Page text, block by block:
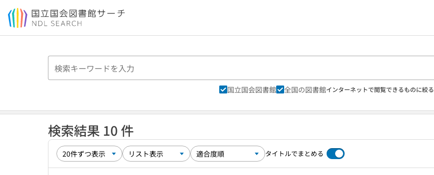
本文へ移動
国立国会図書館 全国の図書館インターネットで閲覧できるものに絞る
検索結果 10 件
タイトルでまとめる